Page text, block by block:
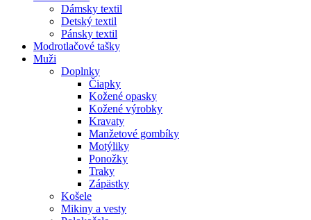
Dámsky textil
Detský textil
Pánsky textil
Modrotlačové tašky
Muži
Doplnky
Čiapky
Kožené opasky
Kožené výrobky
Kravaty
Manžetové gombíky
Motýliky
Ponožky
Traky
Zápästky
Košele
Mikiny a vesty